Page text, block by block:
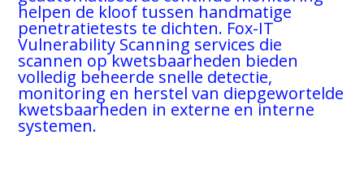
helpen de kloof tussen handmatige
penetratietests te dichten. Fox-IT
Vulnerability Scanning services die
scannen op kwetsbaarheden bieden
volledig beheerde snelle detectie,
monitoring en herstel van diepgewortelde
kwetsbaarheden in externe en interne
systemen.